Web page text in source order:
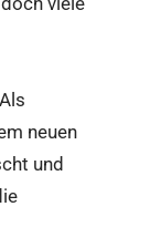
neuen
und